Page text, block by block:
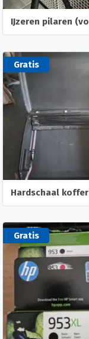
Gratis
Hardschaal koffer
Gratis